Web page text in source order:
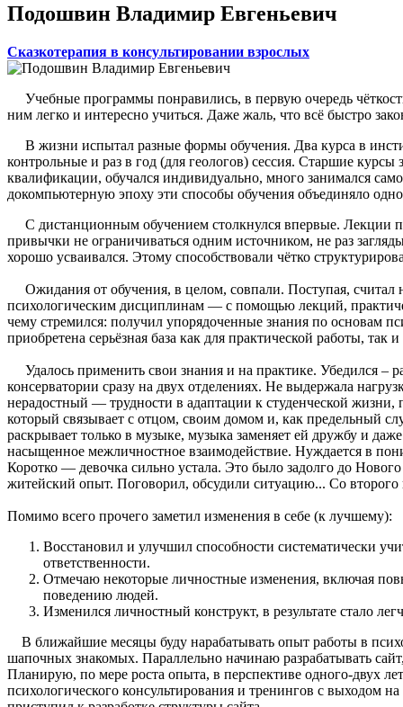
Подошвин Владимир Евгеньевич
Сказкотерапия в консультировании взрослых
Учебные программы понравились, в первую очередь
ним легко и интересно учиться. Даже жаль, что всё быстро
В жизни испытал разные формы обучения. Два курса в
контрольные и раз в год (для геологов) сессия. Старшие
квалификации, обучался индивидуально, много занимался
докомпьютерную эпоху эти способы обучения объединяло
С дистанционным обучением столкнулся впервые. Лекции
привычки не ограничиваться одним источником, не раз
хорошо усваивался. Этому способствовали чётко
Ожидания от обучения, в целом, совпали. Поступая, считал
психологическим дисциплинам — с помощью лекций,
чему стремился: получил упорядоченные знания по основам
приобретена серьёзная база как для практической работы,
Удалось применить свои знания и на практике. Убедился –
консерватории сразу на двух отделениях. Не выдержала
нерадостный — трудности в адаптации к студенческой жизни,
который связывает с отцом, своим домом и, как предельный
раскрывает только в музыке, музыка заменяет ей дружбу и
насыщенное межличностное взаимодействие. Нуждается в
Коротко — девочка сильно устала. Это было задолго до
житейский опыт. Поговорил, обсудили ситуацию... Со второго
Помимо всего прочего заметил изменения в себе (к лучшему):
Восстановил и улучшил способности систематически
ответственности.
Отмечаю некоторые личностные изменения, включая
поведению людей.
Изменился личностный конструкт, в результате стало
В ближайшие месяцы буду нарабатывать опыт работы в
шапочных знакомых. Параллельно начинаю разрабатывать
Планирую, по мере роста опыта, в перспективе одного-двух
психологического консультирования и тренингов с выходом